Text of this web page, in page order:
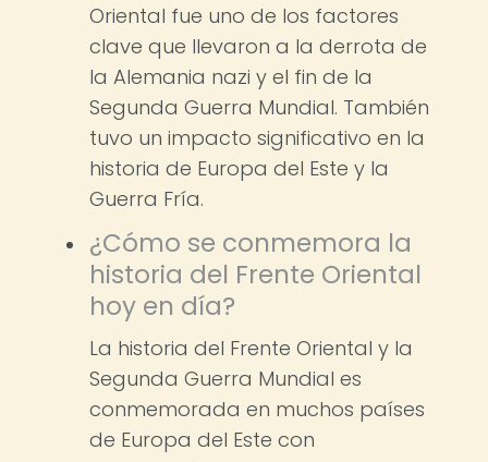
Oriental fue uno de los factores
clave que llevaron a la derrota de
la Alemania nazi y el fin de la
Segunda Guerra Mundial. También
tuvo un impacto significativo en la
historia de Europa del Este y la
Guerra Fría.
¿Cómo se conmemora la
historia del Frente Oriental
hoy en día?
La historia del Frente Oriental y la
Segunda Guerra Mundial es
conmemorada en muchos países
de Europa del Este con